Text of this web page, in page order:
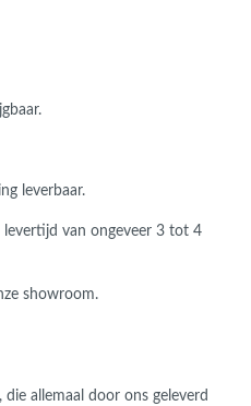
leverbaar.
levertijd van ongeveer 3 tot 4
showroom.
allemaal door ons geleverd